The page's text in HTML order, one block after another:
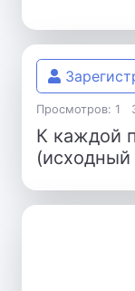
Просмотров: 1
К каждой